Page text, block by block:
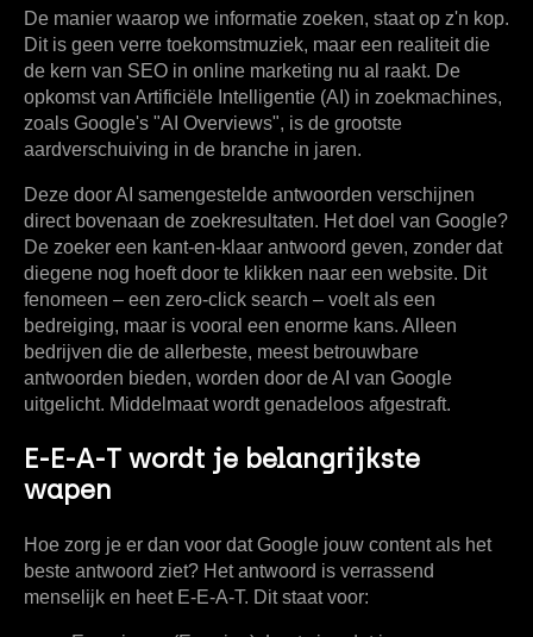
De manier waarop we informatie zoeken, staat op z'n kop.
Dit is geen verre toekomstmuziek, maar een realiteit die
de kern van SEO in online marketing nu al raakt. De
opkomst van Artificiële Intelligentie (AI) in zoekmachines,
zoals Google's "AI Overviews", is de grootste
aardverschuiving in de branche in jaren.
Deze door AI samengestelde antwoorden verschijnen
direct bovenaan de zoekresultaten. Het doel van Google?
De zoeker een kant-en-klaar antwoord geven, zonder dat
diegene nog hoeft door te klikken naar een website. Dit
fenomeen – een zero-click search – voelt als een
bedreiging, maar is vooral een enorme kans. Alleen
bedrijven die de allerbeste, meest betrouwbare
antwoorden bieden, worden door de AI van Google
uitgelicht. Middelmaat wordt genadeloos afgestraft.
E-E-A-T wordt je belangrijkste
wapen
Hoe zorg je er dan voor dat Google jouw content als het
beste antwoord ziet? Het antwoord is verrassend
menselijk en heet E-E-A-T. Dit staat voor: